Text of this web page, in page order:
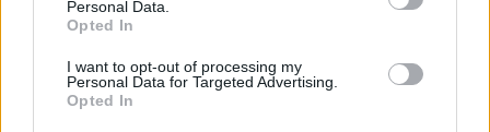
Personal Data.
Opted In
I want to opt-out of processing my
Personal Data for Targeted Advertising.
Opted In
FLASH FOCUS